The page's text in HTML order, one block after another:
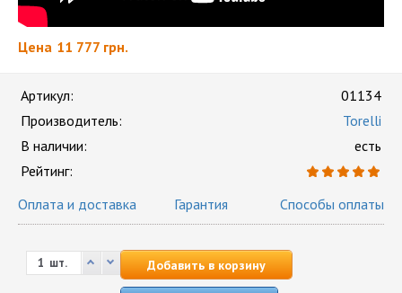
Цена 11 777 грн.
Артикул:
01134
Производитель:
Torelli
В наличии:
есть
Рейтинг:
Оплата и доставка
Гарантия Способы оплаты
шт. Добавить в корзину